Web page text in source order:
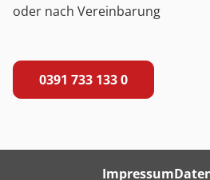
oder nach Vereinbarung
0391 733 133 0
Impressum